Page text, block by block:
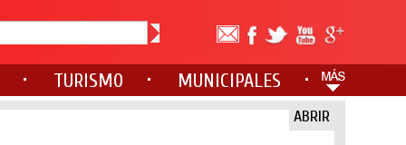
TURISMO MUNICIPALES
ABRIR